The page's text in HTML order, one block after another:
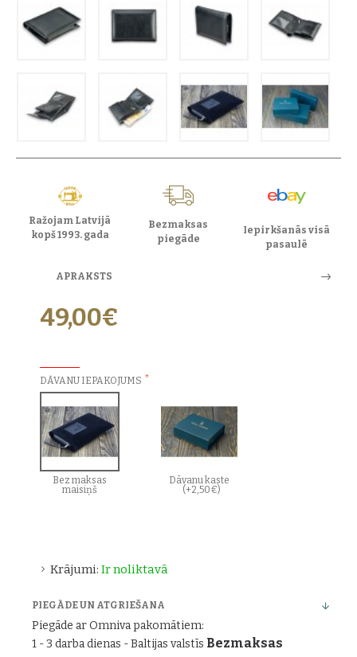
Ražojam Latvijā
kopš 1993. gada
Bezmaksas
piegāde
Iepirkšanās visā
pasaulē
APRAKSTS
Krājumi: Ir noliktavā
49,00€
DĀVANU IEPAKOJUMS
Bez maksas
maisiņš
Dāvanu kaste
(+2,50€)
PIEGĀDE UN ATGRIEŠANA
Piegāde ar Omniva pakomātiem:
1 - 3 darba dienas - Baltijas valstīs Bezmaksas